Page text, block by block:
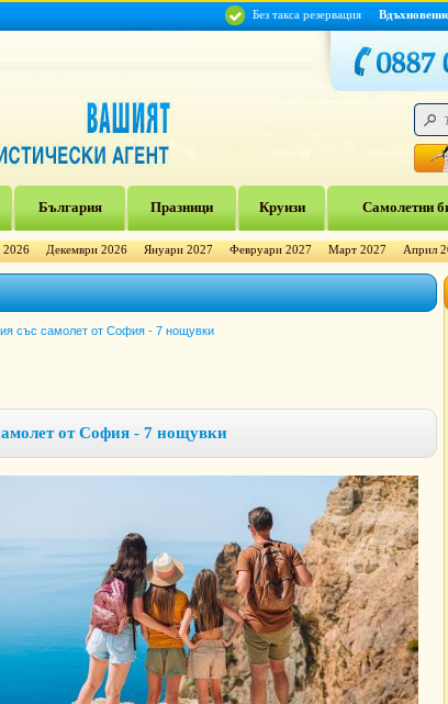
Без такса резервация
България Празници Круизи Самолетни
2026 Декември 2026 Януари 2027 Февруари 2027 Март 2027 Април
със самолет от София - 7 нощувки
от София - 7 нощувки